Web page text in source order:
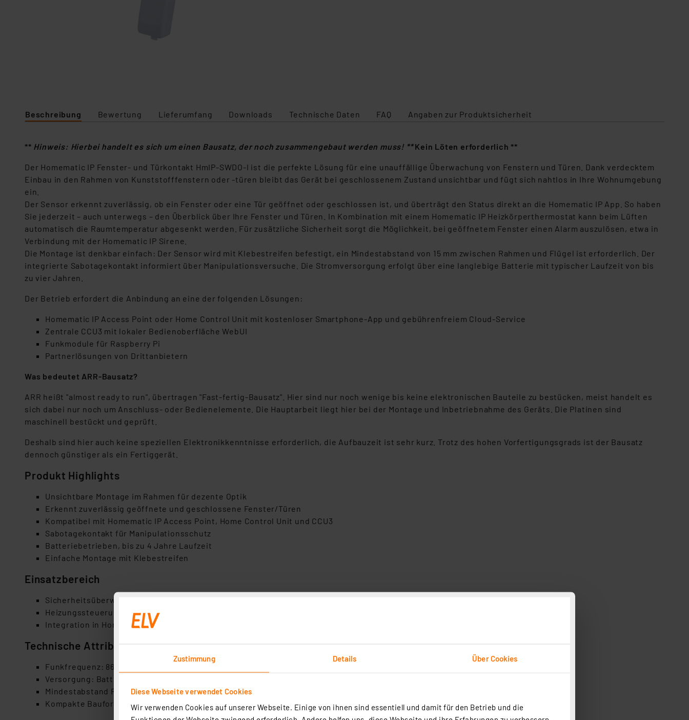
Zustimmung Details Über Cookies
Diese Webseite verwendet Cookies
Wir verwenden Cookies auf unserer Webseite. Einige von ihnen sind essentiell und damit für den Betrieb und die
Beschreibung Bewertung Lieferumfang Downloads Technische Daten FAQ Angaben zur Produktsicherheit
** Hinweis: Hierbei handelt es sich um einen Bausatz, der noch zusammengebaut werden muss! **Kein Löten erforderlich **
Der Homematic IP Fenster- und Türkontakt HmIP-SWDO-I ist die perfekte Lösung für eine unauffällige Überwachung von Fenstern und Türen. Dank verdecktem
Einbau in den Rahmen von Kunststofffenstern oder -türen bleibt das Gerät bei geschlossenem Zustand unsichtbar und fügt sich nahtlos in Ihre Wohnumgebung
ein.
Der Sensor erkennt zuverlässig, ob ein Fenster oder eine Tür geöffnet oder geschlossen ist, und überträgt den Status direkt an die Homematic IP App. So haben
Sie jederzeit – auch unterwegs – den Überblick über Ihre Fenster und Türen. In Kombination mit einem Homematic IP Heizkörperthermostat kann beim Lüften
automatisch die Raumtemperatur abgesenkt werden. Für zusätzliche Sicherheit sorgt die Möglichkeit, bei geöffnetem Fenster einen Alarm auszulösen, etwa in
Verbindung mit der Homematic IP Sirene.
Die Montage ist denkbar einfach: Der Sensor wird mit Klebestreifen befestigt, ein Mindestabstand von 15 mm zwischen Rahmen und Flügel ist erforderlich. Der
integrierte Sabotagekontakt informiert über Manipulationsversuche. Die Stromversorgung erfolgt über eine langlebige Batterie mit typischer Laufzeit von bis
zu vier Jahren.
Der Betrieb erfordert die Anbindung an eine der folgenden Lösungen:
Homematic IP Access Point oder Home Control Unit mit kostenloser Smartphone-App und gebührenfreiem Cloud-Service
Zentrale CCU3 mit lokaler Bedienoberfläche WebUI
Funkmodule für Raspberry Pi
Partnerlösungen von Drittanbietern
Was bedeutet ARR-Bausatz?
ARR heißt "almost ready to run", übertragen "Fast-fertig-Bausatz". Hier sind nur noch wenige bis keine elektronischen Bauteile zu bestücken, meist handelt es
sich dabei nur noch um Anschluss- oder Bedienelemente. Die Hauptarbeit liegt hier bei der Montage und Inbetriebnahme des Geräts. Die Platinen sind
maschinell bestückt und geprüft.
Deshalb sind hier auch keine speziellen Elektronikkenntnisse erforderlich, die Aufbauzeit ist sehr kurz. Trotz des hohen Vorfertigungsgrads ist der Bausatz
dennoch günstiger als ein Fertiggerät.
Produkt Highlights
Unsichtbare Montage im Rahmen für dezente Optik
Erkennt zuverlässig geöffnete und geschlossene Fenster/Türen
Kompatibel mit Homematic IP Access Point, Home Control Unit und CCU3
Sabotagekontakt für Manipulationsschutz
Batteriebetrieben, bis zu 4 Jahre Laufzeit
Einfache Montage mit Klebestreifen
Einsatzbereich
Sicherheitsüberwachung von Fenstern und Türen
Heizungssteuerung mit automatischer Temperaturabsenkung
Integration in Homematic IP Smart Home
Technische Attribute
Funkfrequenz: 868 MHz, Reichweite bis 230 m
Versorgung: Batterie (typ. 4 Jahre Laufzeit)
Mindestabstand Rahmen/Flügel: 15 mm
Kompakte Bauform für verdeckten Einbau